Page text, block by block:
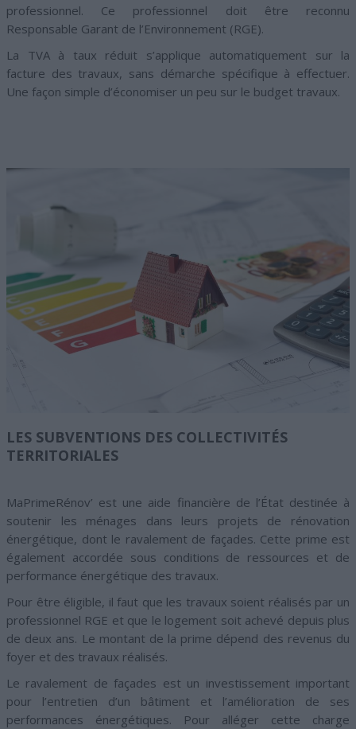
professionnel. Ce professionnel doit être reconnu
Responsable Garant de l’Environnement (RGE).
La TVA à taux réduit s’applique automatiquement sur la
facture des travaux, sans démarche spécifique à effectuer.
Une façon simple d’économiser un peu sur le budget travaux.
LES SUBVENTIONS DES COLLECTIVITÉS
TERRITORIALES
MaPrimeRénov’ est une aide financière de l’État destinée à
soutenir les ménages dans leurs projets de rénovation
énergétique, dont le ravalement de façades. Cette prime est
également accordée sous conditions de ressources et de
performance énergétique des travaux.
Pour être éligible, il faut que les travaux soient réalisés par un
professionnel RGE et que le logement soit achevé depuis plus
de deux ans. Le montant de la prime dépend des revenus du
foyer et des travaux réalisés.
Le ravalement de façades est un investissement important
pour l’entretien d’un bâtiment et l’amélioration de ses
performances énergétiques. Pour alléger cette charge